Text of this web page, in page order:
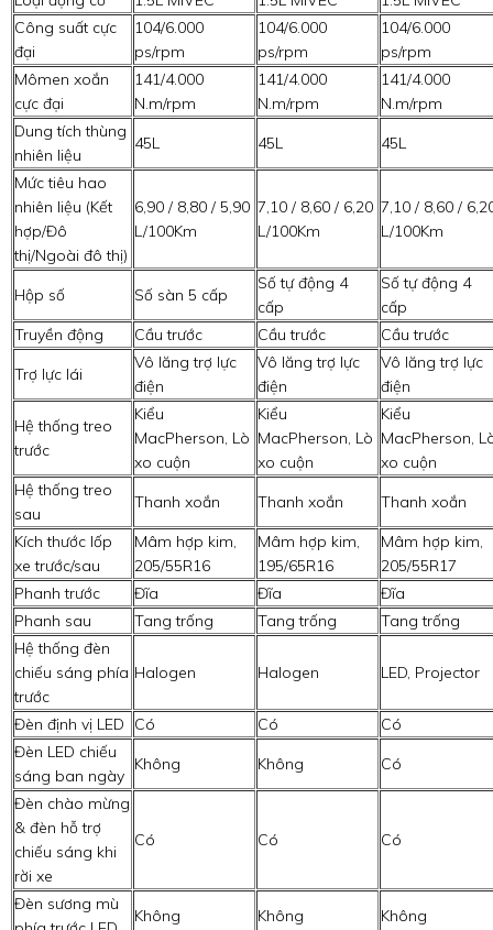
Công suất cực
đại
104/6.000
ps/rpm
104/6.000
ps/rpm
104/6.000
ps/rpm
Mômen xoắn
cực đại
141/4.000
N.m/rpm
141/4.000
N.m/rpm
141/4.000
N.m/rpm
Dung tích thùng
nhiên liệu
45L 45L
45L
Mức tiêu hao
nhiên liệu (Kết
hợp/Đô
thị/Ngoài đô thị)
6,90 / 8,80 / 5,90
L/100Km
7,10 / 8,60 / 6,20
L/100Km
7,10 / 8,60 /
L/100Km
Hộp số Số sàn 5 cấp
Số tự động 4
cấp
Số tự động 4
cấp
Truyền động
Cầu trước Cầu trước
Cầu trước
Trợ lực lái
Vô lăng trợ lực
điện
Vô lăng trợ lực
điện
Vô lăng trợ lực
điện
Hệ thống treo
trước
Kiểu
MacPherson, Lò
xo cuộn
Kiểu
MacPherson, Lò
xo cuộn
Kiểu
MacPherson,
xo cuộn
Hệ thống treo
sau
Thanh xoắn Thanh xoắn
Thanh xoắn
Kích thước lốp
xe trước/sau
Mâm hợp kim,
205/55R16
Mâm hợp kim,
195/65R16
Mâm hợp kim,
205/55R17
Phanh trước
Đĩa Đĩa
Đĩa
Phanh sau
Tang trống Tang trống
Tang trống
Hệ thống đèn
chiếu sáng phía
trước
Halogen Halogen LED, Projector
Đèn định vị LED Có Có
Có
Đèn LED chiếu
sáng ban ngày
Không Không
Có
Đèn chào mừng
& đèn hỗ trợ
chiếu sáng khi
rời xe
Có Có Có
Đèn sương mù
Không Không
Không